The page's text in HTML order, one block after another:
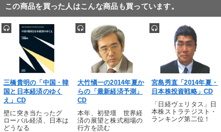
この商品を買った人はこんな商品も買っています。
三橋貴明の「中国・韓
国と日本経済のゆく
え」CD
壁に突き当たったグ
ローバル経済、日本は
どうなる
大竹愼一の2014年夏か
らの「最新経済予測」
CD
本年、初登壇 世界経
済の展望と株式相場の
行方を読む
宮島秀直「2014年夏・
日本株投資戦略」CD
「日経ヴェリタス」日
本株ストラテジスト・
ランキング第二位！